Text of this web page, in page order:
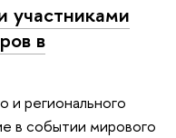
участниками
в
и регионального
в событии мирового